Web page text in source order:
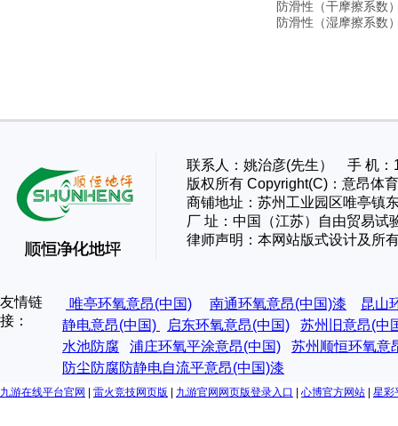
防滑性（干摩擦系数
防滑性（湿摩擦系数
联系人：姚治彦(先生） 手 机
版权所有 Copyright(C)：意昂
商铺地址：苏州工业园区唯亭镇
厂 址： 中国（江苏）自由贸易试
律师声明：本网站版式设计及所
友情链
接：
唯亭环氧意昂(中国) 南通环氧意昂(中国)漆
昆山
静电意昂(中国)
启东环氧意昂(中国)
苏州旧意昂(中
水池防腐
浦庄环氧平涂意昂(中国)
苏州顺恒环氧意
防尘防腐防静电自流平意昂(中国)漆
九游在线平台官网 雷火竞技网页版 九游官网网页版登录入口 心博官方网站 星彩